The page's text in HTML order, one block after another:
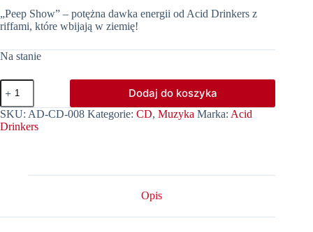
„Peep Show” – potężna dawka energii od Acid Drinkers z
riffami, które wbijają w ziemię!
Na stanie
ilość
Acid
Drinkers
-
Peep
Dodaj do koszyka
SKU: AD-CD-008 Kategorie: CD, Muzyka Marka: Acid
Drinkers
Opis